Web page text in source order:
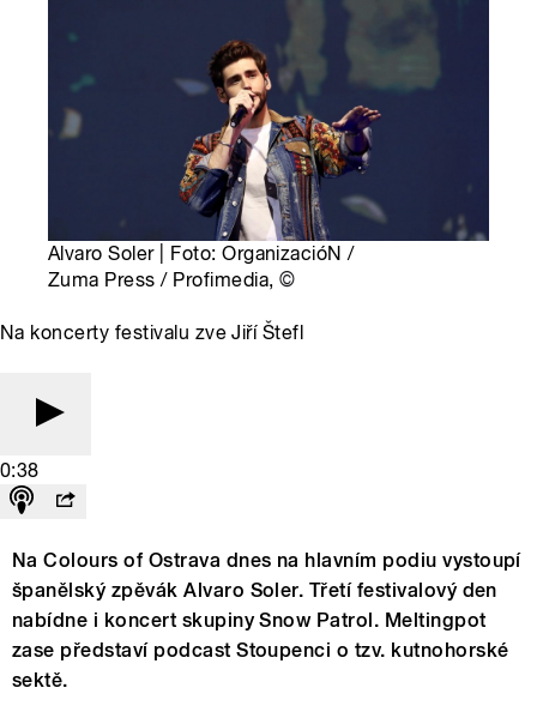
Alvaro Soler | Foto: OrganizacióN /
Zuma Press / Profimedia, ©
Na koncerty festivalu zve Jiří Štefl
0:38
Na Colours of Ostrava dnes na hlavním podiu vystoupí
španělský zpěvák Alvaro Soler. Třetí festivalový den
nabídne i koncert skupiny Snow Patrol. Meltingpot
zase představí podcast Stoupenci o tzv. kutnohorské
sektě.